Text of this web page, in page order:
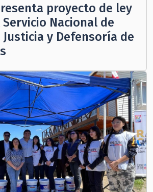
proyecto de ley
Nacional de
Justicia y Defensoría de